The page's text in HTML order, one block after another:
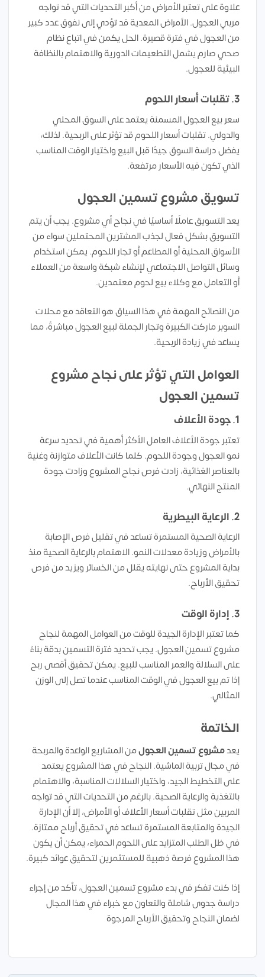
علاوة على تعتبر الأمراض من أكبر التحديات التي قد تواجه
مربي العجول. الأمراض المعدية قد تؤدي إلى نفوق عدد كبير
من العجول في فترة قصيرة. الحل يكمن في اتباع نظام
صحي صارم يشمل التطعيمات الدورية والاهتمام بالنظافة
البيئية للعجول.
3. تقلبات أسعار اللحوم
سعر بيع العجول المسمنة يعتمد على السوق المحلي
والدولي. تقلبات أسعار اللحوم قد تؤثر على الربحية. لذلك،
يفضل دراسة السوق جيدًا قبل البيع واختيار الوقت المناسب
الذي تكون فيه الأسعار مرتفعة.
تسويق مشروع تسمين العجول
يعد التسويق عاملًا أساسيًا في نجاح أي مشروع. يجب أن يتم
التسويق بشكل فعال لجذب المشترين المحتملين سواء من
الأسواق المحلية أو المطاعم أو تجار اللحوم. يمكن استخدام
وسائل التواصل الاجتماعي لإنشاء شبكة واسعة من العملاء
أو التعامل مع وكلاء بيع لحوم معتمدين.
من النصائح المهمة في هذا السياق هو التعاقد مع محلات
السوبر ماركت الكبيرة وتجار الجملة لبيع العجول مباشرةً، مما
يساعد في زيادة الربحية.
العوامل التي تؤثر على نجاح مشروع
تسمين العجول
1. جودة الأعلاف
تعتبر جودة الأعلاف العامل الأكثر أهمية في تحديد سرعة
نمو العجول وجودة اللحوم. كلما كانت الأعلاف متوازنة وغنية
بالعناصر الغذائية، زادت فرص نجاح المشروع وزادت جودة
المنتج النهائي.
2. الرعاية البيطرية
الرعاية الصحية المستمرة تساعد في تقليل فرص الإصابة
بالأمراض وزيادة معدلات النمو. الاهتمام بالرعاية الصحية منذ
بداية المشروع حتى نهايته يقلل من الخسائر ويزيد من فرص
تحقيق الأرباح.
3. إدارة الوقت
كما تعتبر الإدارة الجيدة للوقت من العوامل المهمة لنجاح
مشروع تسمين العجول. يجب تحديد فترة التسمين بدقة بناءً
على السلالة والعمر المناسب للبيع. يمكن تحقيق أقصى ربح
إذا تم بيع العجول في الوقت المناسب عندما تصل إلى الوزن
المثالي.
الخاتمة
يعدمشروع تسمين العجولمن المشاريع الواعدة والمربحة
في مجال تربية الماشية. النجاح في هذا المشروع يعتمد
على التخطيط الجيد، واختيار السلالات المناسبة، والاهتمام
بالتغذية والرعاية الصحية. بالرغم من التحديات التي قد تواجه
المربين مثل تقلبات أسعار الأعلاف أو الأمراض، إلا أن الإدارة
الجيدة والمتابعة المستمرة تساعد في تحقيق أرباح ممتازة.
في ظل الطلب المتزايد على اللحوم الحمراء، يمكن أن يكون
هذا المشروع فرصة ذهبية للمستثمرين لتحقيق عوائد كبيرة.
إذا كنت تفكر في بدء مشروع تسمين العجول، تأكد من إجراء
دراسة جدوى شاملة والتعاون مع خبراء في هذا المجال
لضمان النجاح وتحقيق الأرباح المرجوة